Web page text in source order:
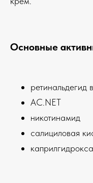
Основные
ретинальдегид
AC.NET
никотинамид
салициловая